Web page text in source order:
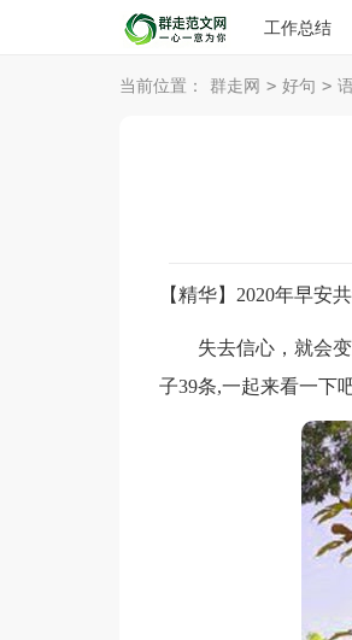
工作总结
当前位置： 群走网 > 好句 >
【精华】2020年早安
失去信心，就会变
子39条,一起来看一下吧